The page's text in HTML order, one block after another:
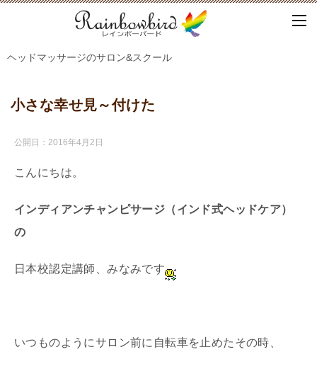
ヘッドマッサージのサロン&スクール
小さな幸せ見～付けた
公開日： 2016年4月2日
こんにちは。
インディアンチャンピサージ（インド式ヘッドケア）
の
日本校認定講師、みなみです
いつものようにサロン前に自転車を止めたその時、